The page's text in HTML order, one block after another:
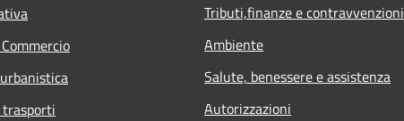
Tributi,finanze e contravvenzioni
Ambiente
Salute, benessere e assistenza
Autorizzazioni